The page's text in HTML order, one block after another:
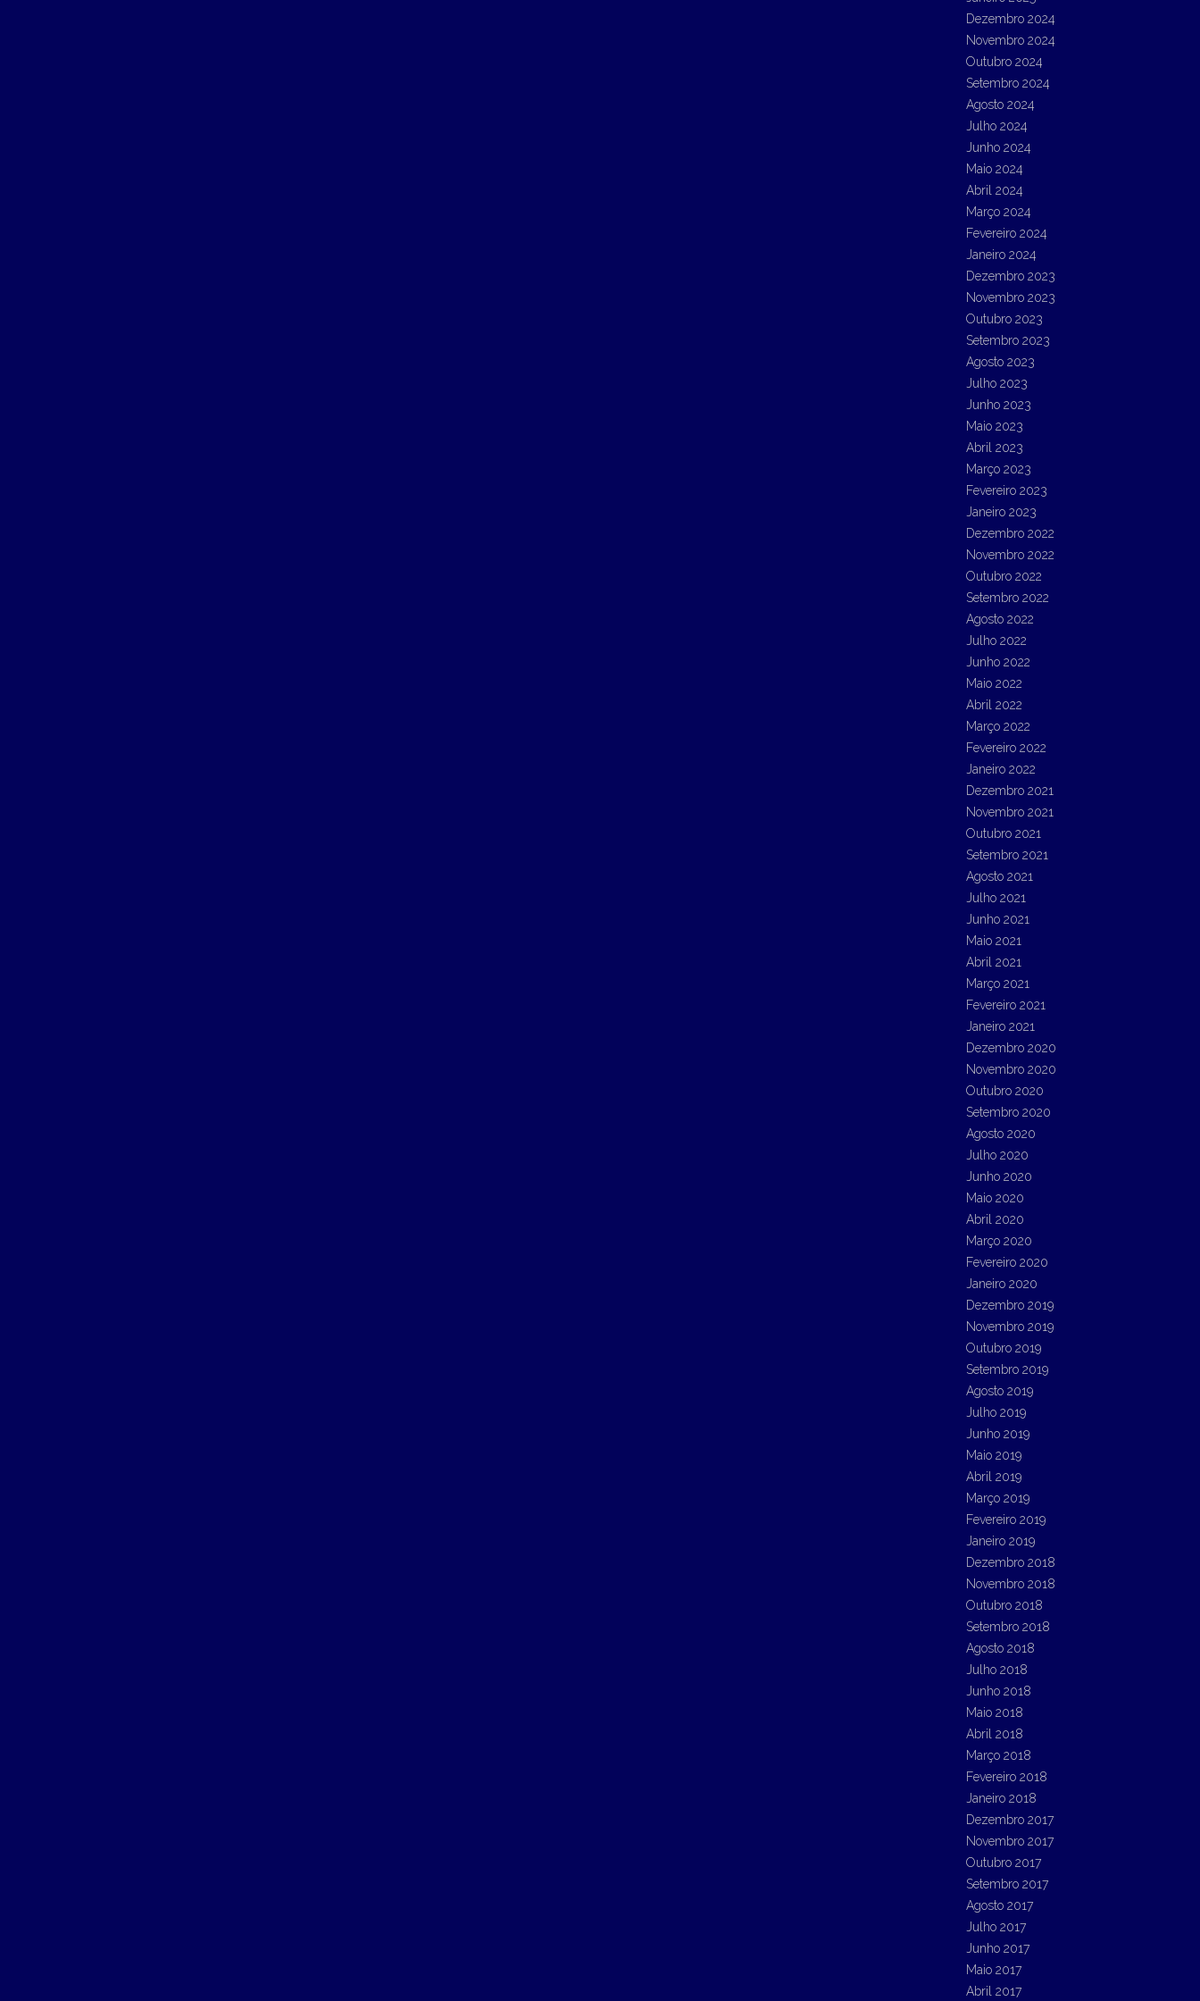
Dezembro 2024
Novembro 2024
Outubro 2024
Setembro 2024
Agosto 2024
Julho 2024
Junho 2024
Maio 2024
Abril 2024
Março 2024
Fevereiro 2024
Janeiro 2024
Dezembro 2023
Novembro 2023
Outubro 2023
Setembro 2023
Agosto 2023
Julho 2023
Junho 2023
Maio 2023
Abril 2023
Março 2023
Fevereiro 2023
Janeiro 2023
Dezembro 2022
Novembro 2022
Outubro 2022
Setembro 2022
Agosto 2022
Julho 2022
Junho 2022
Maio 2022
Abril 2022
Março 2022
Fevereiro 2022
Janeiro 2022
Dezembro 2021
Novembro 2021
Outubro 2021
Setembro 2021
Agosto 2021
Julho 2021
Junho 2021
Maio 2021
Abril 2021
Março 2021
Fevereiro 2021
Janeiro 2021
Dezembro 2020
Novembro 2020
Outubro 2020
Setembro 2020
Agosto 2020
Julho 2020
Junho 2020
Maio 2020
Abril 2020
Março 2020
Fevereiro 2020
Janeiro 2020
Dezembro 2019
Novembro 2019
Outubro 2019
Setembro 2019
Agosto 2019
Julho 2019
Junho 2019
Maio 2019
Abril 2019
Março 2019
Fevereiro 2019
Janeiro 2019
Dezembro 2018
Novembro 2018
Outubro 2018
Setembro 2018
Agosto 2018
Julho 2018
Junho 2018
Maio 2018
Abril 2018
Março 2018
Fevereiro 2018
Janeiro 2018
Dezembro 2017
Novembro 2017
Outubro 2017
Setembro 2017
Agosto 2017
Julho 2017
Junho 2017
Maio 2017
Abril 2017